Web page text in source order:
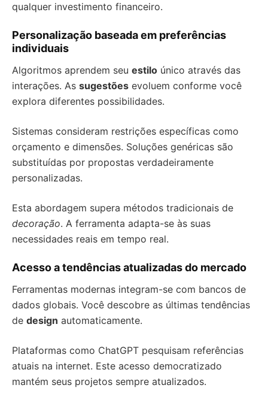
qualquer investimento financeiro.
Personalização baseada em preferências
individuais
Algoritmos aprendem seu estilo único através das
interações. As sugestões evoluem conforme você
explora diferentes possibilidades.
Sistemas consideram restrições específicas como
orçamento e dimensões. Soluções genéricas são
substituídas por propostas verdadeiramente
personalizadas.
Esta abordagem supera métodos tradicionais de
decoração. A ferramenta adapta-se às suas
necessidades reais em tempo real.
Acesso a tendências atualizadas do mercado
Ferramentas modernas integram-se com bancos de
dados globais. Você descobre as últimas tendências
de design automaticamente.
Plataformas como ChatGPT pesquisam referências
atuais na internet. Este acesso democratizado
mantém seus projetos sempre atualizados.